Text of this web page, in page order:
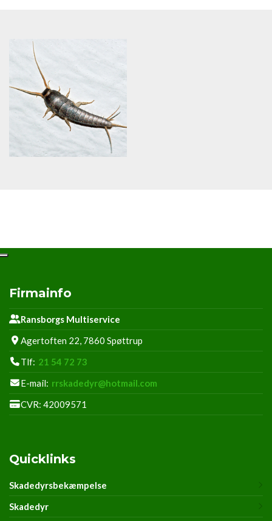
Firmainfo
Ransborgs Multiservice
Agertoften 22, 7860 Spøttrup
Tlf: 21 54 72 73
E-mail: rrskadedyr@hotmail.com
CVR: 42009571
Quicklinks
Skadedyrsbekæmpelse
Skadedyr